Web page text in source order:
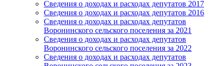
Сведения о доходах и расходах депутатов 2017
Сведения о доходах и расходах депутатов 2016
Сведения о доходах и расходах депутатов
Воронинского сельского поселения за 2021
Сведения о доходах и расходах депутатов
Воронинского сельского поселения за 2022
Сведения о доходах и расходах депутатов